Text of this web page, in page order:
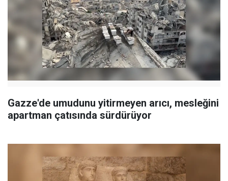
Gazze'de umudunu yitirmeyen arıcı, mesleğini
apartman çatısında sürdürüyor